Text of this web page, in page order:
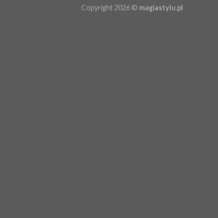
Copyright 2026 © magiastylu.pl